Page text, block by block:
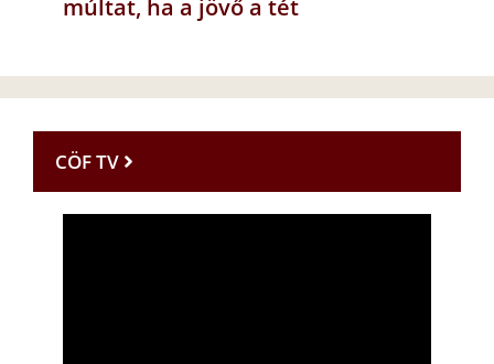
múltat, ha a jövő a tét
CÖF TV